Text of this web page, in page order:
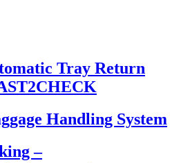
Tray Return
Handling System
–